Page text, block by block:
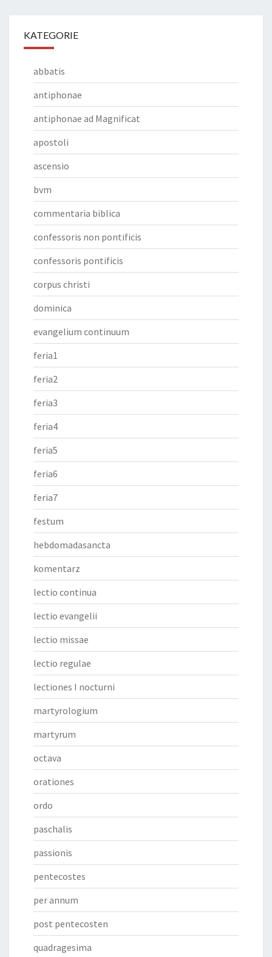
KATEGORIE
abbatis
antiphonae
antiphonae ad Magnificat
apostoli
ascensio
bvm
commentaria biblica
confessoris non pontificis
confessoris pontificis
corpus christi
dominica
evangelium continuum
feria1
feria2
feria3
feria4
feria5
feria6
feria7
festum
hebdomadasancta
komentarz
lectio continua
lectio evangelii
lectio missae
lectio regulae
lectiones I nocturni
martyrologium
martyrum
octava
orationes
ordo
paschalis
passionis
pentecostes
per annum
post pentecosten
quadragesima